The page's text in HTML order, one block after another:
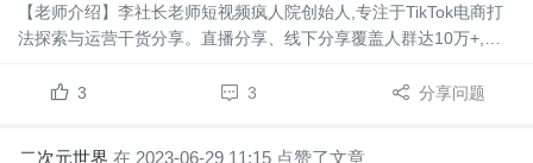
【老师介绍】李社长老师短视频疯人院创始人,专注于TikTok电商打
法探索与运营干货分享。直播分享、线下分享覆盖人群达10万+,带
围】TikTok美国半闭环小店【特别说明】帖主每天回答1个提问、每
3 3 分享问题
二次元世界 在 2023-06-29 11:15 点赞了文章